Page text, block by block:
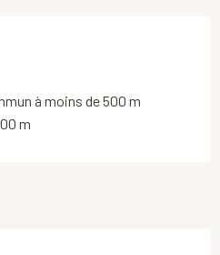
à moins de 500 m
m